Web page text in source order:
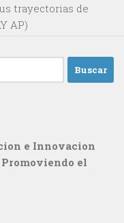
trayectorias de
AP)
e Innovacion
el